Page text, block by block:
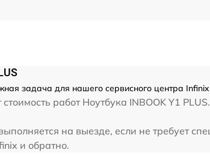
от 60 мин
задача для нашего сервисного центра
работ Ноутбука INBOOK Y1
на выезде, если не требует
и обратно.